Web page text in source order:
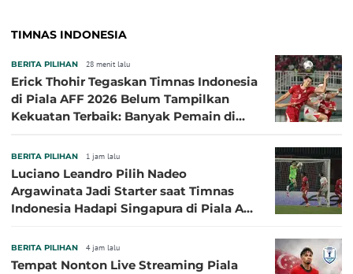
TIMNAS INDONESIA
BERITA PILIHAN 28 menit lalu
Erick Thohir Tegaskan Timnas Indonesia
di Piala AFF 2026 Belum Tampilkan
Kekuatan Terbaik: Banyak Pemain di
BERITA PILIHAN 1 jam lalu
Luciano Leandro Pilih Nadeo
Argawinata Jadi Starter saat Timnas
Indonesia Hadapi Singapura di Piala AFF
BERITA PILIHAN 4 jam lalu
Tempat Nonton Live Streaming Piala